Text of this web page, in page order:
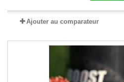
Ajouter au comparateur